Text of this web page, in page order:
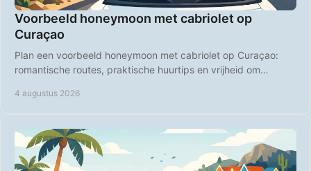
Voorbeeld honeymoon met cabriolet op
Curaçao
Plan een voorbeeld honeymoon met cabriolet op Curaçao:
romantische routes, praktische huurtips en vrijheid om
4 augustus 2026